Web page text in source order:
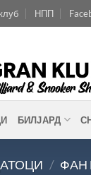
НПП
БИЛЈАРД
/ ФАН